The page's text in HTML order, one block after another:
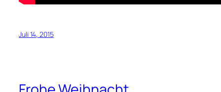
Juli 14, 2015